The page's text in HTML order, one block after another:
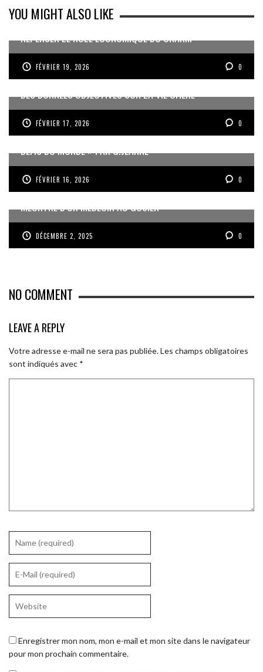
YOU MIGHT ALSO LIKE
REPENSER LE RÔLE ÉCONOMIQUE DU CNARM
FÉVRIER 19, 2026 0
DES DONNÉES OBJECTIVES SUR LA VIE CHÈRE
FÉVRIER 17, 2026 0
« UN GOSIER FIER, FORT ET RESPONSABLE FACE AUX
DÉFIS DU MONDE » PAR G.JEANNE
FÉVRIER 16, 2026 0
MEURTRE D’UN MÉDECIN AU GOSIER
DÉCEMBRE 2, 2025 0
NO COMMENT
LEAVE A REPLY
Votre adresse e-mail ne sera pas publiée.Les champs obligatoires
sont indiqués avec *
Enregistrer mon nom, mon e-mail et mon site dans le navigateur
pour mon prochain commentaire.